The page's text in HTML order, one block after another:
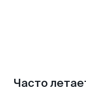
Часто